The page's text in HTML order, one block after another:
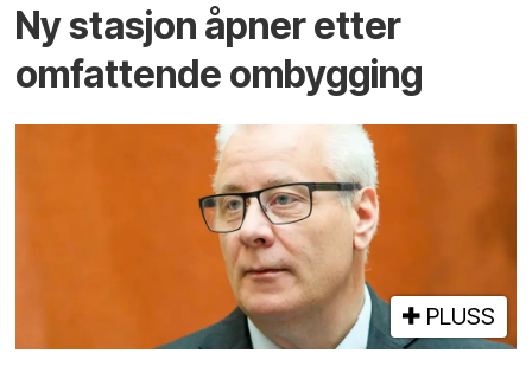
Ny stasjon åpner etter
omfattende ombygging
PLUSS